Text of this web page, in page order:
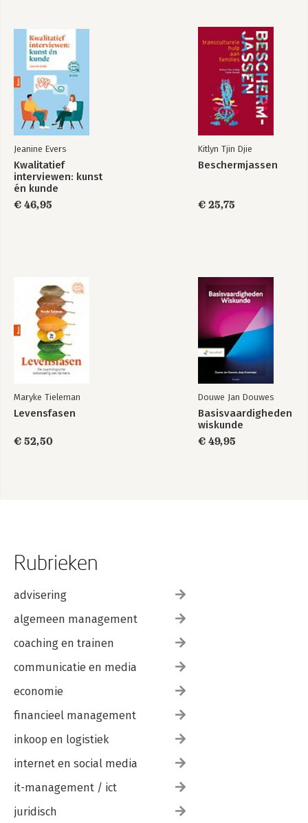
Jeanine Evers
Kwalitatief
interviewen: kunst
én kunde
€ 46,95
Kitlyn Tjin Djie
Beschermjassen
€ 25,75
Maryke Tieleman
Levensfasen
€ 52,50
Douwe Jan Douwes
Basisvaardigheden
wiskunde
€ 49,95
Rubrieken
advisering
algemeen management
coaching en trainen
communicatie en media
economie
financieel management
inkoop en logistiek
internet en social media
it-management / ict
juridisch